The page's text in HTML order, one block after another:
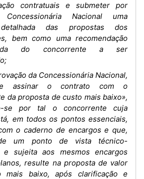
contratuais e submeter por
Nacional uma
das propostas dos
bem como uma recomendação
do concorrente a ser
da Concessionária Nacional,
e assinar o contrato com o
da proposta de custo mais baixo»,
se por tal o concorrente cuja
em todos os pontos essenciais,
o caderno de encargos e que,
um ponto de vista técnico-
e sujeita aos mesmos encargos
resulte na proposta de valor
mais baixo, após clarificação e